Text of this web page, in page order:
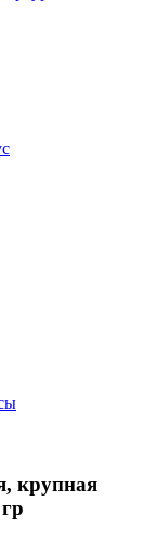
крупная